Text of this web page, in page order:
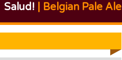
Salud! | Belgian Pale Ale